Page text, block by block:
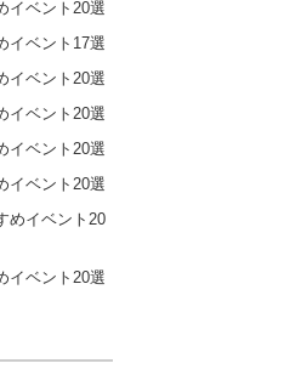
イベント20選
イベント17選
イベント20選
イベント20選
イベント20選
イベント20選
めイベント20
イベント20選